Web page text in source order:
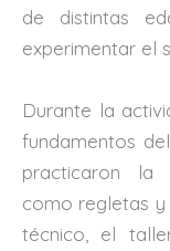
de distintas
experimentar el
Durante la
fundamentos
practicaron la
como regletas y
técnico, el